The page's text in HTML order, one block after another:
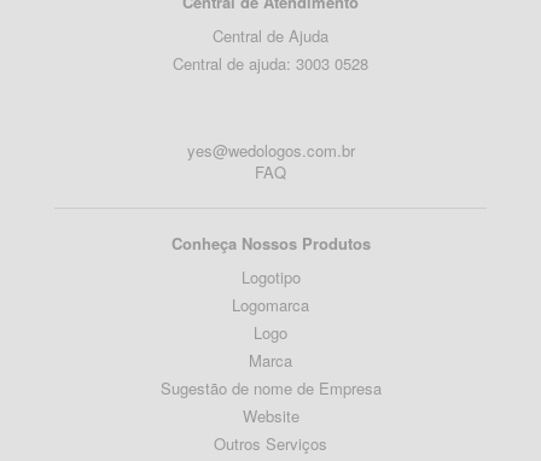
Central de Ajuda
Central de ajuda: 3003 0528
yes@wedologos.com.br
FAQ
Conheça Nossos Produtos
Logotipo
Logomarca
Logo
Marca
Sugestão de nome de Empresa
Website
Outros Serviços